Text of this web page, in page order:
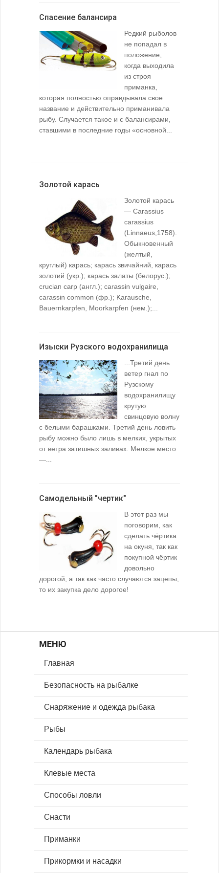
Спасение балансира
Редкий рыболов
не попадал в
положение,
когда выходила
из строя
приманка,
которая полностью оправдывала свое
название и действительно приманивала
рыбу. Случается такое и с балансирами,
ставшими в последние годы «основной...
Золотой карась
Золотой карась
— Carassius
carassius
(Linnaeus,1758).
Обыкновенный
(желтый,
круглый) карась; карась звичайний, карась
золотий (укр.); карась залаты (белорус.);
crucian carp (англ.); carassin vulgaire,
carassin common (фр.); Karausche,
Bauernkarpfen, Moorkarpfen (нем.);...
Изыски Рузского водохранилища
...Третий день
ветер гнал по
Рузскому
водохранилищу
крутую
свинцовую волну
с белыми барашками. Третий день ловить
рыбу можно было лишь в мелких, укрытых
от ветра затишных заливах. Мелкое место
—...
Самодельный "чертик"
В этот раз мы
поговорим, как
сделать чёртика
на окуня, так как
покупной чёртик
довольно
дорогой, а так как часто случаются зацепы,
то их закупка дело дорогое!
МЕНЮ
Главная
Безопасность на рыбалке
Снаряжение и одежда рыбака
Рыбы
Календарь рыбака
Клевые места
Способы ловли
Снасти
Приманки
Прикормки и насадки